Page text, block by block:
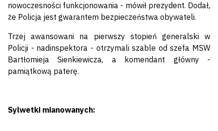
nowoczesności funkcjonowania - mówił prezydent. Dodał,
że Policja jest gwarantem bezpieczeństwa obywateli.
Trzej awansowani na pierwszy stopień generalski w
Policji - nadinspektora - otrzymali szable od szefa MSW
Bartłomieja Sienkiewicza, a komendant główny -
pamiątkową paterę.
Sylwetki mianowanych: